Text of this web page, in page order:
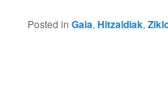
Posted in Gaia,Hitzaldiak,